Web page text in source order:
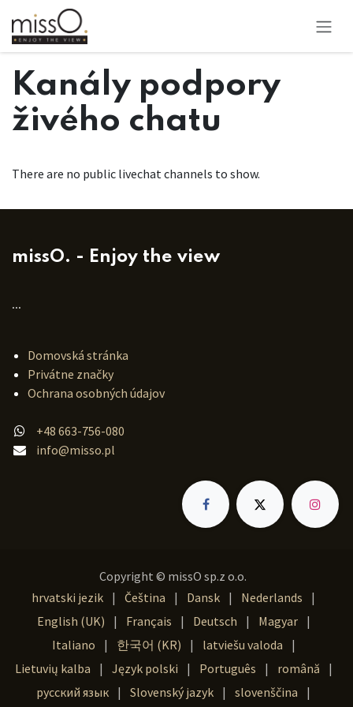
Skip to Content
Kanály podpory
živého chatu
There are no public livechat channels to show.
missO. - Enjoy the view
...
Domovská stránka
Privátne značky
Ochrana osobných údajov
+48 663-756-080
info@misso.pl
Copyright © missO sp.z o.o.
hrvatski jezik | Čeština | Dansk | Nederlands
|
English (UK)
| Français | Deutsch | Magyar
|
Italiano
| 한국어 (KR) | latviešu valoda
|
Lietuvių kalba
| Język polski | Português | română
|
русский язык | Slovenský jazyk | slovenščina |